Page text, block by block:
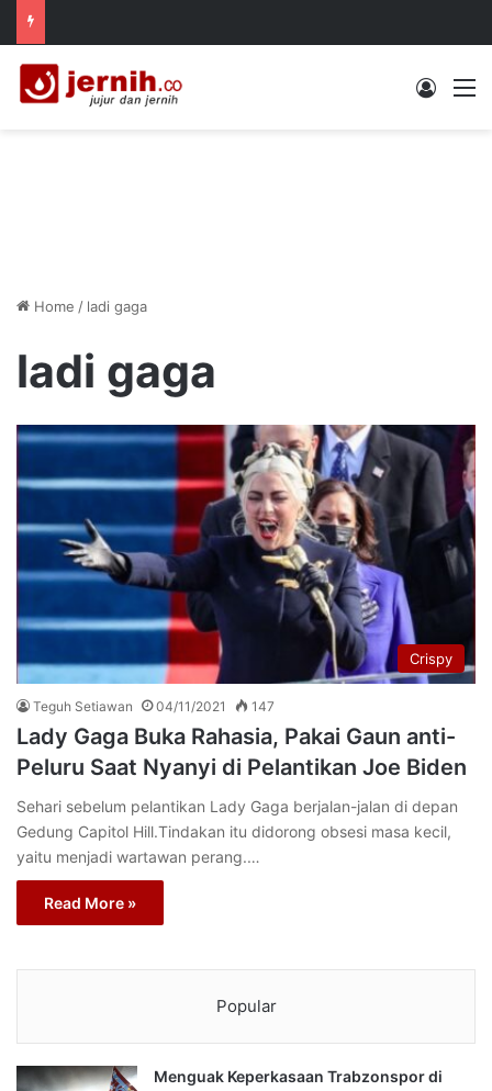
Log In
Home / ladi gaga
ladi gaga
Crispy
Teguh Setiawan 04/11/2021 147
Lady Gaga Buka Rahasia, Pakai Gaun anti-
Peluru Saat Nyanyi di Pelantikan Joe Biden
Sehari sebelum pelantikan Lady Gaga berjalan-jalan di depan
Gedung Capitol Hill.Tindakan itu didorong obsesi masa kecil,
yaitu menjadi wartawan perang.…
Read More »
Popular
Menguak Keperkasaan Trabzonspor di